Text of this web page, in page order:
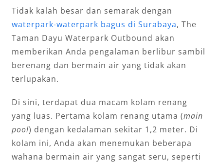
Tidak kalah besar dan semarak dengan
waterpark-waterpark bagus di Surabaya, The
Taman Dayu Waterpark Outbound akan
memberikan Anda pengalaman berlibur sambil
berenang dan bermain air yang tidak akan
terlupakan.
Di sini, terdapat dua macam kolam renang
yang luas. Pertama kolam renang utama (main
pool) dengan kedalaman sekitar 1,2 meter. Di
kolam ini, Anda akan menemukan beberapa
wahana bermain air yang sangat seru, seperti